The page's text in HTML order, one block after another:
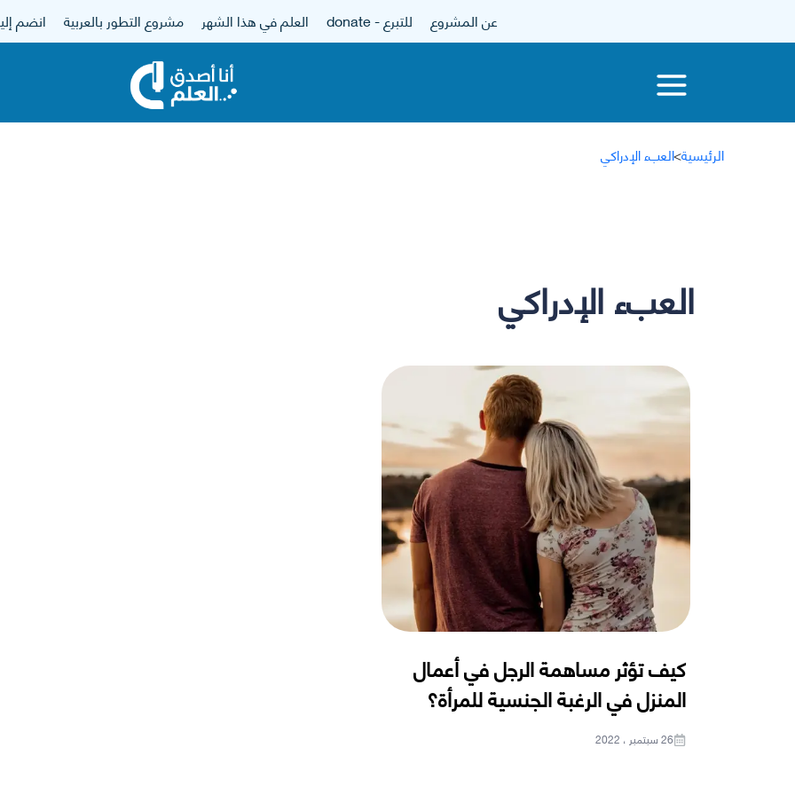
عن المشروع للتبرع - donate العلم في هذا الشهر مشروع التطور بالعربية انضم
الرئيسية>العبء الإدراكي
العبء الإدراكي
كيف تؤثر مساهمة الرجل في أعمال
المنزل في الرغبة الجنسية للمرأة؟
26 سبتمبر ، 2022